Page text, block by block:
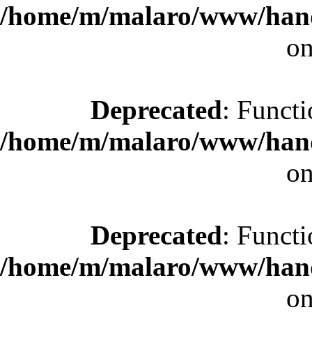
/home/m/malaro/www/
Deprecated:
/home/m/malaro/www/
Deprecated:
/home/m/malaro/www/